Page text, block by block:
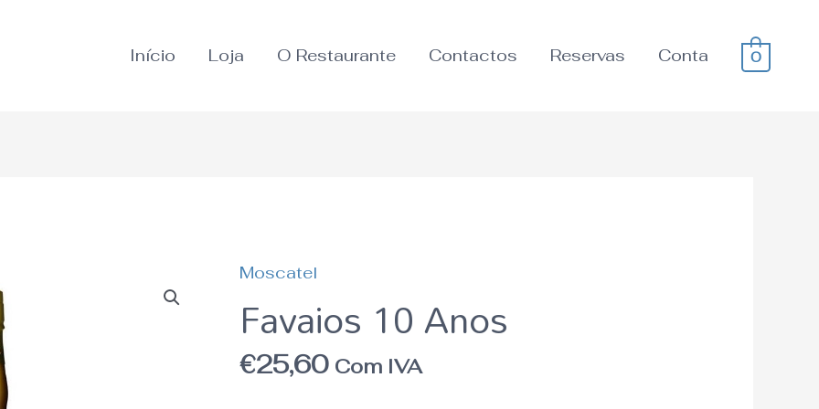
Início Loja O Restaurante Contactos Reservas Conta 0
Moscatel
Favaios 10 Anos
€25,60 Com IVA
Quantidade
de
Favaios
10